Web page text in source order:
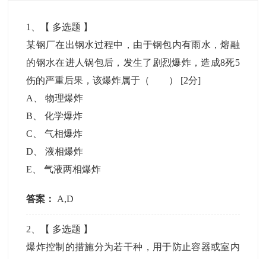
1 、【 多选题 】
某钢厂在出钢水过程中，由于钢包内有雨水，熔融
的钢水在进人锅包后，发生了剧烈爆炸，造成8死5
伤的严重后果，该爆炸属于（ ） [2分]
A
、物理爆炸
B 、化学爆炸
C 、气相爆炸
D 、液相爆炸
E 、气液两相爆炸
答案： A,D
2 、【 多选题 】
爆炸控制的措施分为若干种，用于防止容器或室内